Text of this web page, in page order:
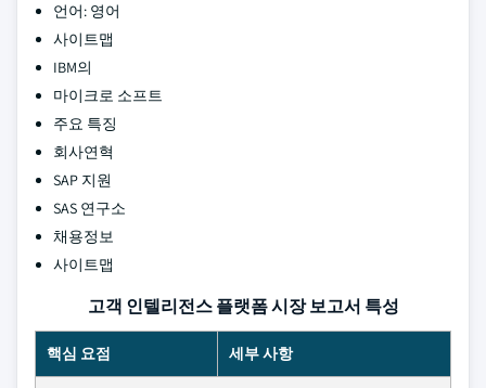
언어: 영어
사이트맵
IBM의
마이크로 소프트
주요 특징
회사연혁
SAP 지원
SAS 연구소
채용정보
사이트맵
고객 인텔리전스 플랫폼 시장 보고서 특성
핵심 요점 세부 사항